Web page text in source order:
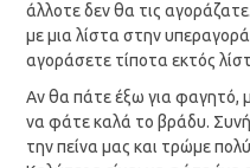
άλλοτε δεν θα τις
με μια λίστα στην
αγοράσετε τίποτα εκτός
Αν θα πάτε έξω για φαγητό,
να φάτε καλά το βράδυ.
την πείνα μας και τρώμε